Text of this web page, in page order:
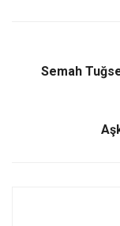
o
d
Semah